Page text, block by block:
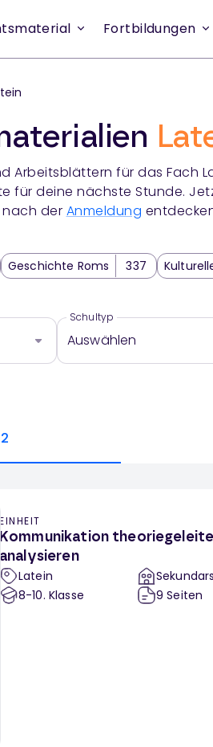
Fortbildungen
Arbeitsblättern für das Fach
für deine nächste Stunde.
der Anmeldung
Geschichte Roms 337
Schultyp
Auswählen
EINHEIT
Kommunikation
analysieren
Latein
8-10. Klasse
9 Seiten